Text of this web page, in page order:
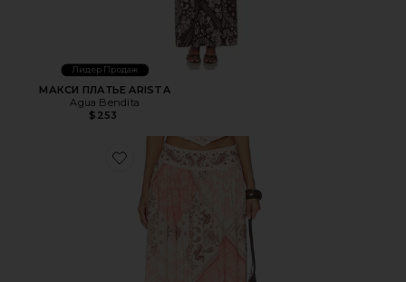
Лидер Продаж
МАКСИ ПЛАТЬЕ ARISTA
Agua Bendita
$253
Favorite ЮБКА МАКСИ TROPIC